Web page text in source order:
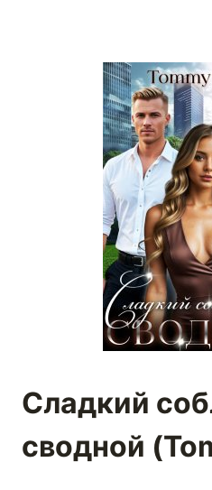
Сладкий
сводной